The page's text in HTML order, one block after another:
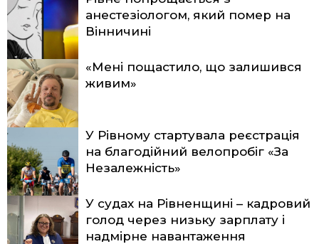
анестезіологом, який помер на
Вінничині
«Мені пощастило, що залишився
живим»
У Рівному стартувала реєстрація
на благодійний велопробіг «За
Незалежність»
У судах на Рівненщині – кадровий
голод через низьку зарплату і
надмірне навантаження